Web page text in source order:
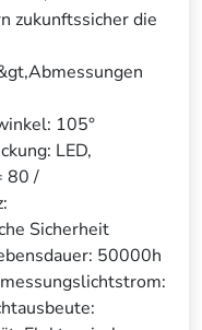
zukunftssicher die
105°
LED,
80 /
Sicherheit
50000h